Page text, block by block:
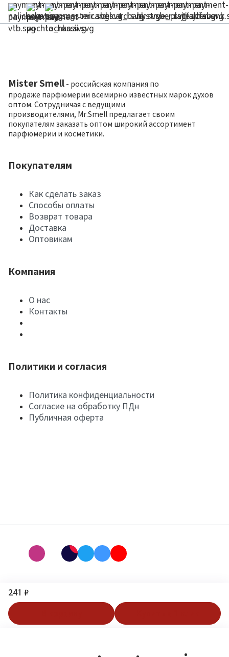
241 ₽
Mister Smell - российская компания по
продаже парфюмерии всемирно известных марок духов
оптом. Сотрудничая с ведущими
производителями, Mr.Smell предлагает своим
покупателям заказать оптом широкий ассортимент
парфюмерии и косметики.
Покупателям
Как сделать заказ
Способы оплаты
Возврат товара
Доставка
Оптовикам
Компания
О нас
Контакты
Политики и согласия
Политика конфиденциальности
Согласие на обработку ПДн
Публичная оферта